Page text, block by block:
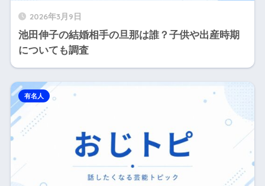
2026年3月9日
池田伸子の結婚相手の旦那は誰？子供や出産時期
についても調査
有名人